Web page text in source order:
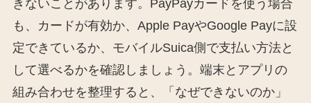
きないことがあります。PayPayカードを使う場合
も、カードが有効か、Apple PayやGoogle Payに設
定できているか、モバイルSuica側で支払い方法と
して選べるかを確認しましょう。端末とアプリの
組み合わせを整理すると、「なぜできないのか」